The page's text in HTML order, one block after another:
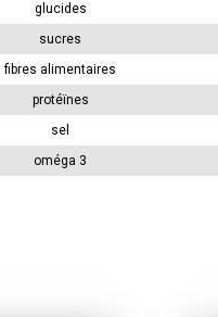
glucides
sucres
fibres alimentaires
protéïnes
sel
oméga 3